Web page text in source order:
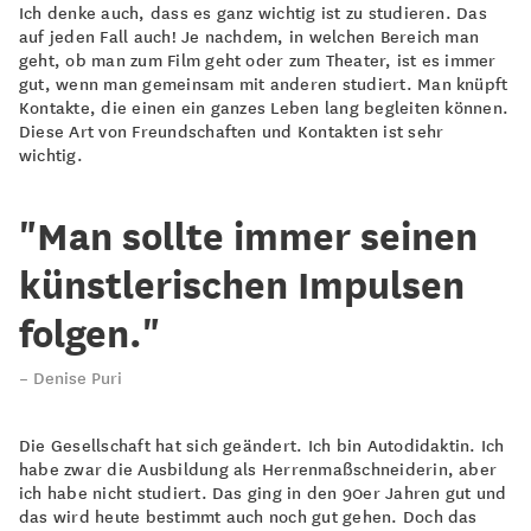
Ich denke auch, dass es ganz wichtig ist zu studieren. Das
auf jeden Fall auch! Je nachdem, in welchen Bereich man
geht, ob man zum Film geht oder zum Theater, ist es immer
gut, wenn man gemeinsam mit anderen studiert. Man knüpft
Kontakte, die einen ein ganzes Leben lang begleiten können.
Diese Art von Freundschaften und Kontakten ist sehr
wichtig.
"Man sollte immer seinen
künstlerischen Impulsen
folgen."
Denise Puri
Die Gesellschaft hat sich geändert. Ich bin Autodidaktin. Ich
habe zwar die Ausbildung als Herrenmaßschneiderin, aber
ich habe nicht studiert. Das ging in den 90er Jahren gut und
das wird heute bestimmt auch noch gut gehen. Doch das